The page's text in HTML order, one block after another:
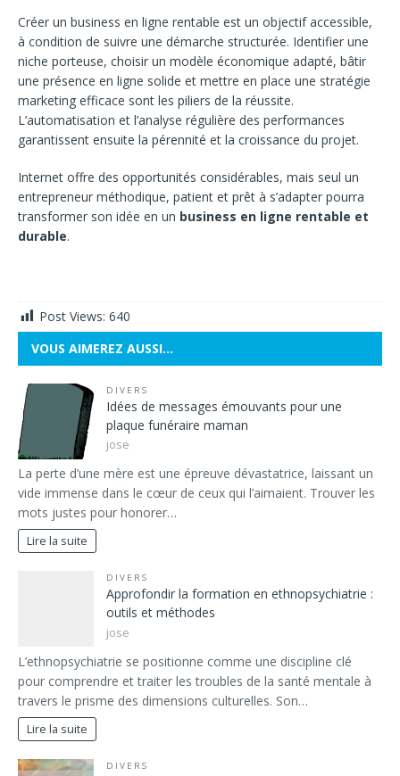
Créer un business en ligne rentable est un objectif accessible,
à condition de suivre une démarche structurée. Identifier une
niche porteuse, choisir un modèle économique adapté, bâtir
une présence en ligne solide et mettre en place une stratégie
marketing efficace sont les piliers de la réussite.
L’automatisation et l’analyse régulière des performances
garantissent ensuite la pérennité et la croissance du projet.
Internet offre des opportunités considérables, mais seul un
entrepreneur méthodique, patient et prêt à s’adapter pourra
transformer son idée en un business en ligne rentable et
durable.
Post Views: 640
VOUS AIMEREZ AUSSI…
DIVERS
Idées de messages émouvants pour une
plaque funéraire maman
jose
La perte d’une mère est une épreuve dévastatrice, laissant un
vide immense dans le cœur de ceux qui l’aimaient. Trouver les
mots justes pour honorer…
Lire la suite
DIVERS
Approfondir la formation en ethnopsychiatrie :
outils et méthodes
jose
L’ethnopsychiatrie se positionne comme une discipline clé
pour comprendre et traiter les troubles de la santé mentale à
travers le prisme des dimensions culturelles. Son…
Lire la suite
DIVERS